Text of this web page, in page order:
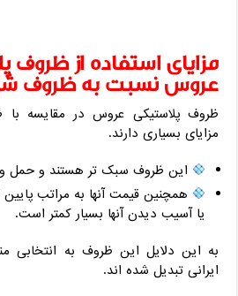
مزایای استفاده از ظروف
عروس نسبت به ظروف
ظروف پلاستیکی عروس در مقایسه
مزایای بسیاری دارند.
این ظروف سبک تر هستند و حمل و
همچنین قیمت آنها به مراتب
یا آسیب دیدن آنها بسیار کمتر است.
به این دلایل این ظروف به انتخابی
ایرانی تبدیل شده اند.